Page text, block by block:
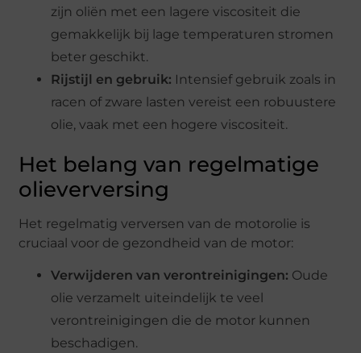
zijn oliën met een lagere viscositeit die
gemakkelijk bij lage temperaturen stromen
beter geschikt.
Rijstijl en gebruik: Intensief gebruik zoals in
racen of zware lasten vereist een robuustere
olie, vaak met een hogere viscositeit.
Het belang van regelmatige
olieverversing
Het regelmatig verversen van de motorolie is
cruciaal voor de gezondheid van de motor:
Verwijderen van verontreinigingen: Oude
olie verzamelt uiteindelijk te veel
verontreinigingen die de motor kunnen
beschadigen.